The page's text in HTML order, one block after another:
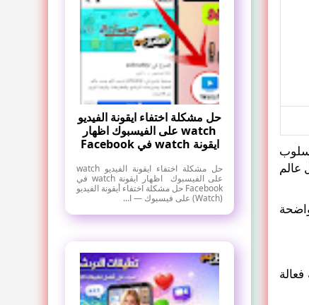
عالم
حل مشكلة اختفاء ايقونة الفيديو
watch على الفيسبوك اظهار
ايقونة watch في Facebook
حل مشكلة اختفاء ايقونة الفيديو watch
على الفيسبوك اظهار ايقونة watch في
Facebook حل مشكلة اختفاء أيقونة الفيديو
(Watch) على فيسبوك — ا...